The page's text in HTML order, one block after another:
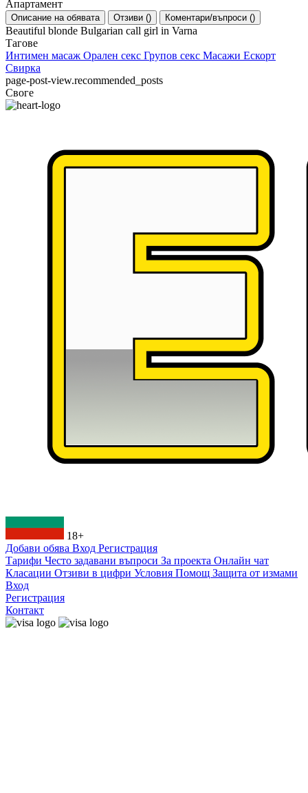
Апартамент
Описание на обявата Отзиви () Коментари/въпроси ()
Beautiful blonde Bulgarian call girl in Varna
Тагове
Интимен масаж Орален секс Групов секс Масажи Ескорт
Свирка
page-post-view.recommended_posts
Своге
18+
Добави обява Вход Регистрация
Тарифи Често задавани въпроси За проекта Онлайн чат
Класации Отзиви в цифри Условия Помощ Защита от измами
Вход
Регистрация
Контакт